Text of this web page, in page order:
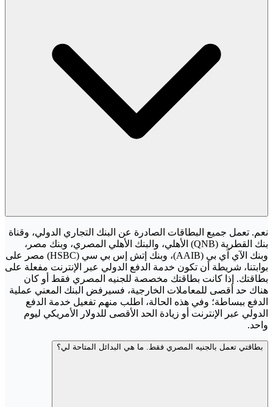
نعم. تعمل جميع البطاقات الصادرة عن البنك التجاري الدولي، وقناة
بنك القطرية (QNB) الأهلي، والبنك الأهلي المصري، وبنك مصر،
وبنك الآي آي بي (AAIB)، وبنك إتش إس بي سي (HSBC) مصر على
بوابتنا، شريطة أن تكون خدمة الدفع الدولي عبر الإنترنت مفعلة على
بطاقتك. إذا كانت بطاقتك مخصصة للجنيه المصري فقط أو كان
هناك حد أقصى للمعاملات الخارجية، فسيرفض البنك المعني عملية
الدفع ببساطة؛ وفي هذه الحالة، اطلب منهم تفعيل خدمة الدفع
الدولي عبر الإنترنت أو زيادة الحد الأقصى للدولار الأمريكي ليوم
واحد.
بطاقتي تعمل بالجنيه المصري فقط. ما هي البدائل المتاحة لي؟